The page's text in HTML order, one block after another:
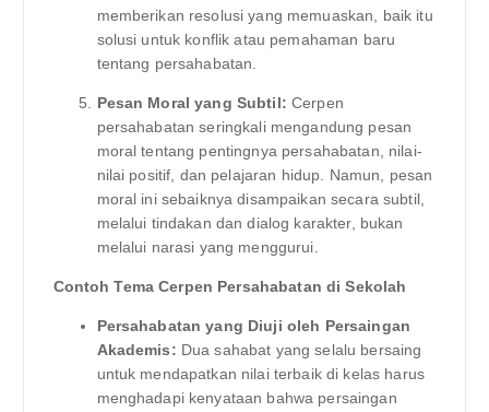
memberikan resolusi yang memuaskan, baik itu
solusi untuk konflik atau pemahaman baru
tentang persahabatan.
Pesan Moral yang Subtil: Cerpen
persahabatan seringkali mengandung pesan
moral tentang pentingnya persahabatan, nilai-
nilai positif, dan pelajaran hidup. Namun, pesan
moral ini sebaiknya disampaikan secara subtil,
melalui tindakan dan dialog karakter, bukan
melalui narasi yang menggurui.
Contoh Tema Cerpen Persahabatan di Sekolah
Persahabatan yang Diuji oleh Persaingan
Akademis: Dua sahabat yang selalu bersaing
untuk mendapatkan nilai terbaik di kelas harus
menghadapi kenyataan bahwa persaingan